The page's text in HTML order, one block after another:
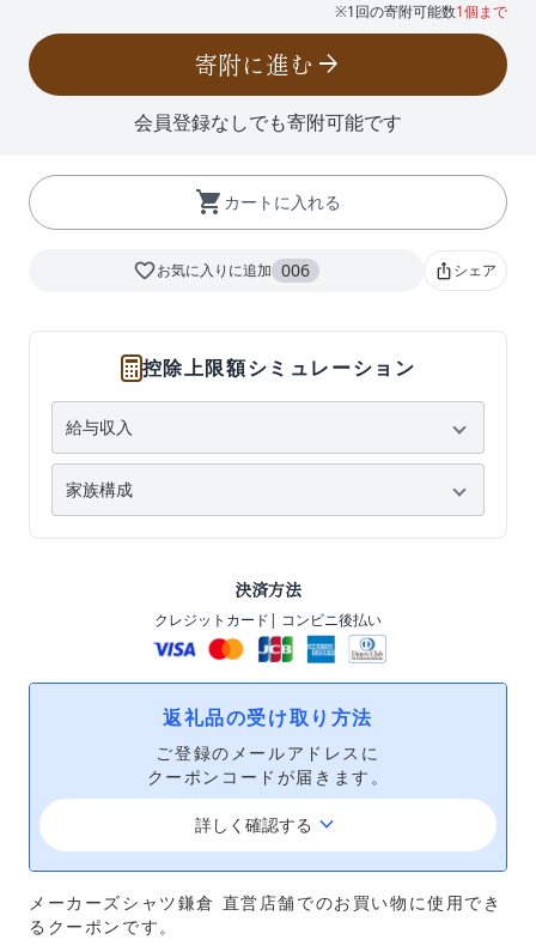
※1回の寄附可能数1個まで
寄附に進む arrow_forward
会員登録なしでも寄附可能です
shopping_cart カートに入れる
favorite_borderお気に入りに追加 006 ios_shareシェア
控除上限額シミュレーション
決済方法
クレジットカード| コンビニ後払い
返礼品の受け取り方法
ご登録のメールアドレスに
クーポンコードが届きます。
詳しく確認する keyboard_arrow_down
メーカーズシャツ鎌倉 直営店舗でのお買い物に使用でき
るクーポンです。